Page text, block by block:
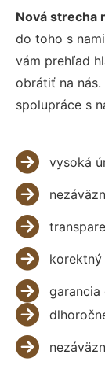
Nová strecha
do toho s
vám prehľad
obrátiť na nás.
spolupráce s
vysoká
garancia